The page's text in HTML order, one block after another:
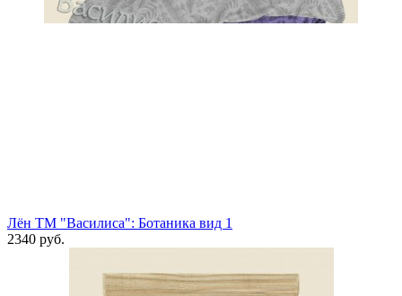
Лён ТМ "Василиса": Ботаника вид 1
2340 руб.